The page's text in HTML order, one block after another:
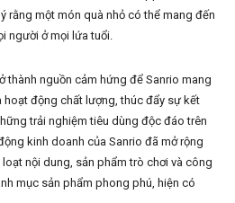
rằng một món quà nhỏ có thể mang đến
người ở mọi lứa tuổi.
thành nguồn cảm hứng để Sanrio mang
hoạt động chất lượng, thúc đẩy sự kết
trải nghiệm tiêu dùng độc đáo trên
kinh doanh của Sanrio đã mở rộng
nội dung, sản phẩm trò chơi và công
mục sản phẩm phong phú, hiện có